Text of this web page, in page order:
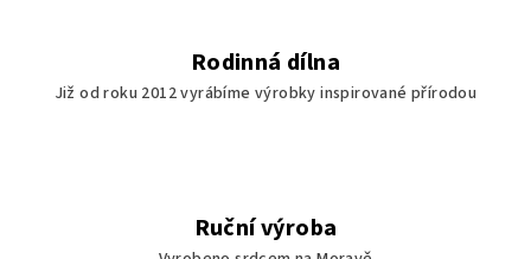
Rodinná dílna
Již od roku 2012 vyrábíme výrobky inspirované přírodou
Ruční výroba